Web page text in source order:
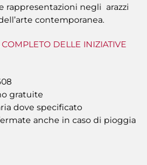
rappresentazioni negli arazzi
contemporanea.
DELLE INIZIATIVE
gratuite
dove specificato
anche in caso di pioggia